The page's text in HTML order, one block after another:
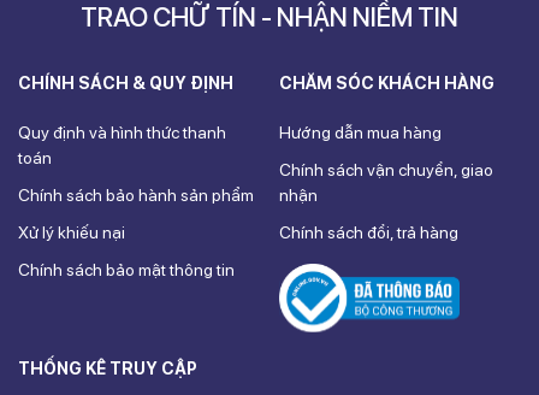
TRAO CHỮ TÍN - NHẬN NIỀM TIN
CHÍNH SÁCH & QUY ĐỊNH
Quy định và hình thức thanh
toán
Chính sách bảo hành sản phẩm
Xử lý khiếu nại
Chính sách bảo mật thông tin
CHĂM SÓC KHÁCH HÀNG
Hướng dẫn mua hàng
Chính sách vận chuyển, giao
nhận
Chính sách đổi, trả hàng
THỐNG KÊ TRUY CẬP